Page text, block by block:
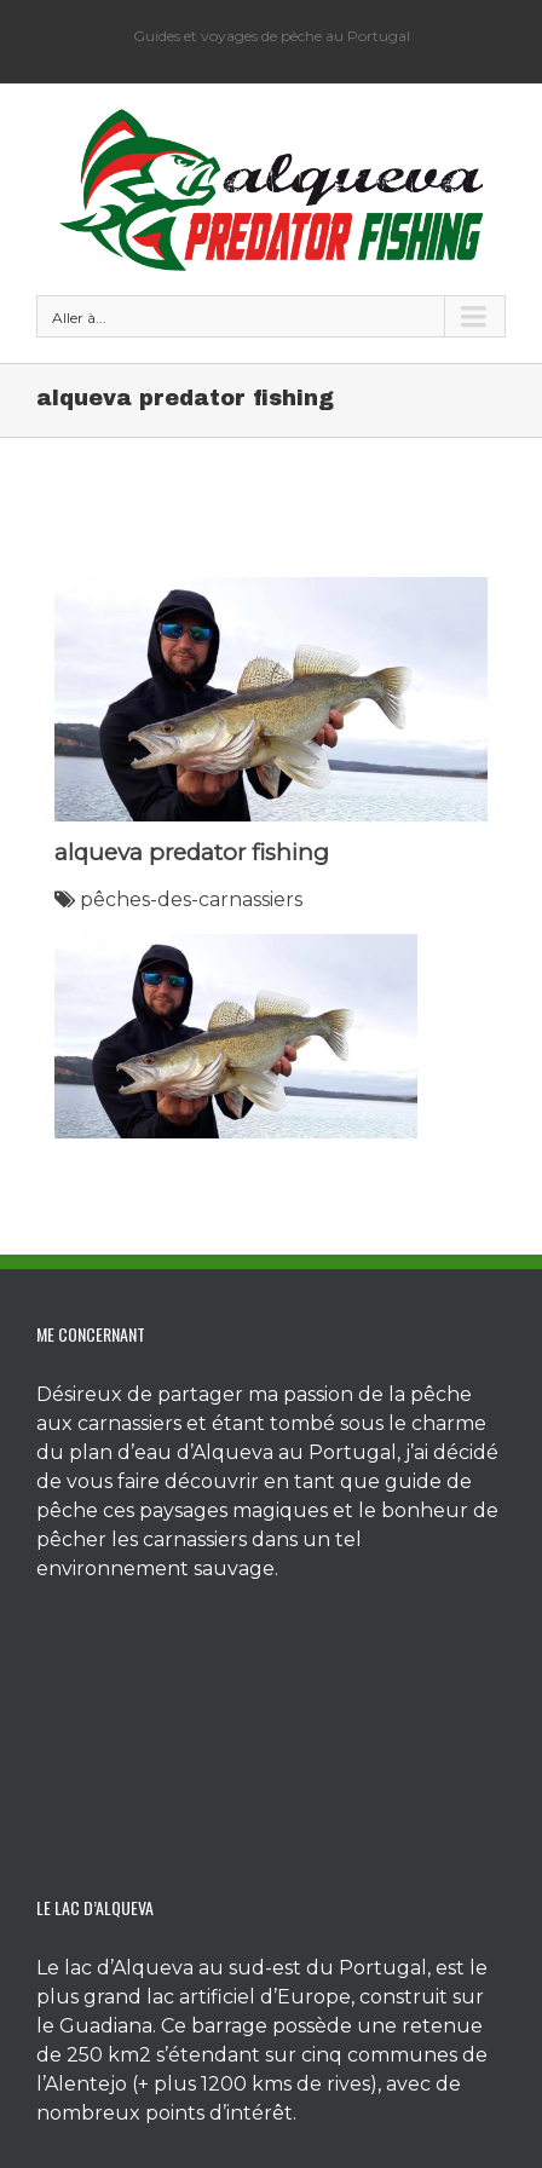
Guides et voyages de pêche au Portugal
Aller à...
alqueva predator fishing
alqueva predator fishing
pêches-des-carnassiers
ME CONCERNANT
Désireux de partager ma passion de la pêche
aux carnassiers et étant tombé sous le charme
du plan d’eau d’Alqueva au Portugal, j’ai décidé
de vous faire découvrir en tant que guide de
pêche ces paysages magiques et le bonheur de
pêcher les carnassiers dans un tel
environnement sauvage.
LE LAC D’ALQUEVA
Le lac d’Alqueva au sud-est du Portugal, est le
plus grand lac artificiel d’Europe, construit sur
le Guadiana. Ce barrage possède une retenue
de 250 km2 s’étendant sur cinq communes de
l’Alentejo (+ plus 1200 kms de rives), avec de
nombreux points d’intérêt.